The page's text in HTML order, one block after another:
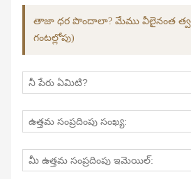
తాజా ధర పొందాలా? మేము వీలైనంత
గంటల్లోపు)